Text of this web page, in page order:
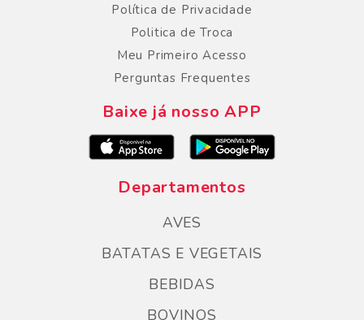
Política de Privacidade
Politica de Troca
Meu Primeiro Acesso
Perguntas Frequentes
Baixe já nosso APP
Departamentos
AVES
BATATAS E VEGETAIS
BEBIDAS
BOVINOS